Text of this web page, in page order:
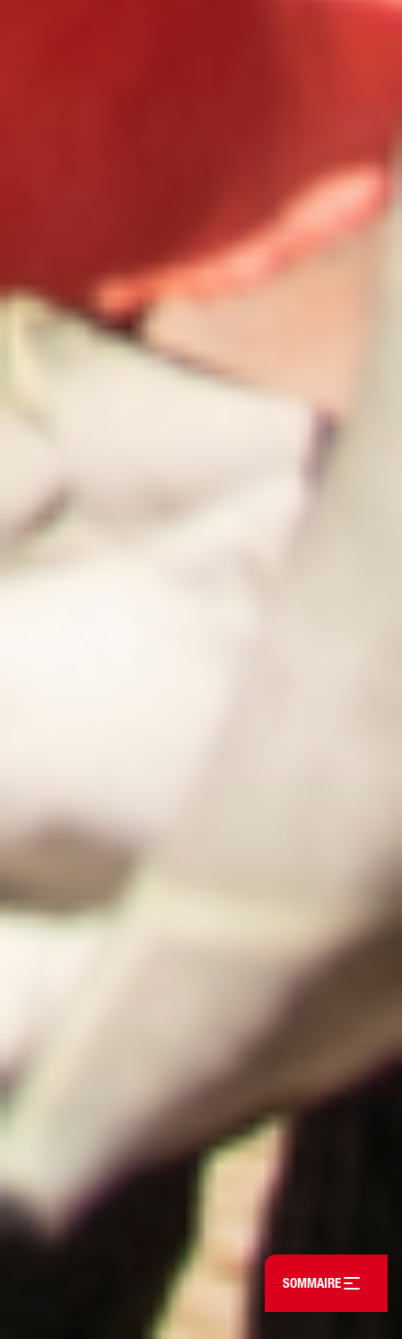
Open table of
SOMMAIRE